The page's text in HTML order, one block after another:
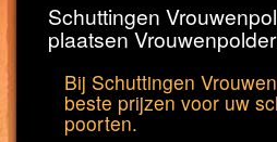
Schuttingen
plaatsen Vrouwenpolder
Bij Schuttingen
beste prijzen voor uw
poorten.